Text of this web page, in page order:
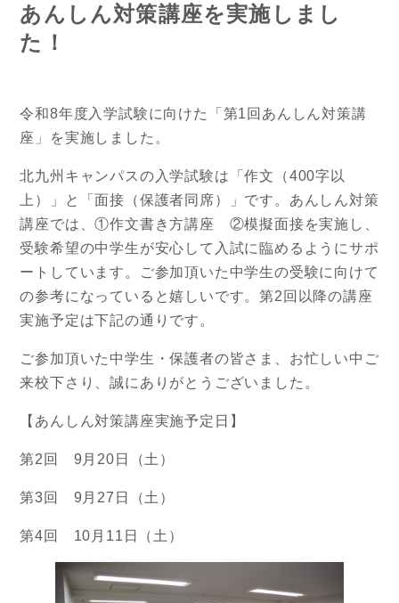
あんしん対策講座を実施しまし
た！
令和8年度入学試験に向けた「第1回あんしん対策講
座」を実施しました。
北九州キャンパスの入学試験は「作文（400字以
上）」と「面接（保護者同席）」です。あんしん対策
講座では、①作文書き方講座 ②模擬面接を実施し、
受験希望の中学生が安心して入試に臨めるようにサポ
ートしています。ご参加頂いた中学生の受験に向けて
の参考になっていると嬉しいです。第2回以降の講座
実施予定は下記の通りです。
ご参加頂いた中学生・保護者の皆さま、お忙しい中ご
来校下さり、誠にありがとうございました。
【あんしん対策講座実施予定日】
第2回 9月20日（土）
第3回 9月27日（土）
第4回 10月11日（土）